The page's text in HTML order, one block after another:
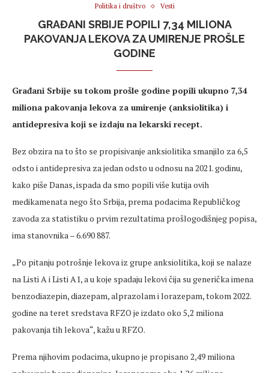
Politika i društvo Vesti
GRAĐANI SRBIJE POPILI 7,34 MILIONA
PAKOVANJA LEKOVA ZA UMIRENJE PROŠLE
GODINE
Građani Srbije su tokom prošle godine popili ukupno 7,34
miliona pakovanja lekova za umirenje (anksiolitika) i
antidepresiva koji se izdaju na lekarski recept.
Bez obzira na to što se propisivanje anksiolitika smanjilo za 6,5
odsto i antidepresiva za jedan odsto u odnosu na 2021. godinu,
kako piše Danas, ispada da smo popili više kutija ovih
medikamenata nego što Srbija, prema podacima Republičkog
zavoda za statistiku o prvim rezultatima prošlogodišnjeg popisa,
ima stanovnika – 6.690 887.
„Po pitanju potrošnje lekova iz grupe anksiolitika, koji se nalaze
na Listi A i Listi A1, a u koje spadaju lekovi čija su generička imena
benzodiazepin, diazepam, alprazolam i lorazepam, tokom 2022.
godine na teret sredstava RFZO je izdato oko 5,2 miliona
pakovanja tih lekova“, kažu u RFZO.
Prema njihovim podacima, ukupno je propisano 2,49 miliona